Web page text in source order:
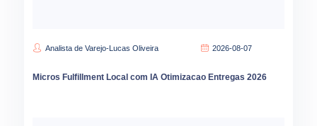
Analista de Varejo-Lucas Oliveira 2026-08-07
Micros Fulfillment Local com IA Otimizacao Entregas 2026